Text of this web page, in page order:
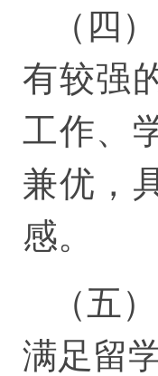
（四
有较强
工作、
兼优，
感。
（五
满足留